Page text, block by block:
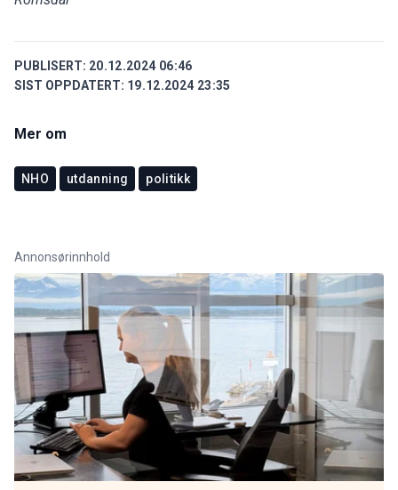
PUBLISERT: 20.12.2024 06:46
SIST OPPDATERT: 19.12.2024 23:35
Mer om
NHO utdanning politikk
Annonsørinnhold